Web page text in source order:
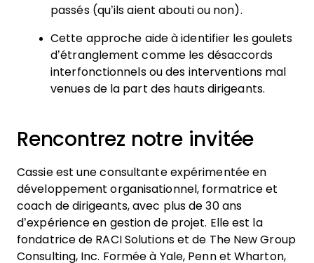
passés (qu’ils aient abouti ou non).
Cette approche aide à identifier les goulets
d’étranglement comme les désaccords
interfonctionnels ou des interventions mal
venues de la part des hauts dirigeants.
Rencontrez notre invitée
Cassie est une consultante expérimentée en
développement organisationnel, formatrice et
coach de dirigeants, avec plus de 30 ans
d’expérience en gestion de projet. Elle est la
fondatrice de RACI Solutions et de The New Group
Consulting, Inc. Formée à Yale, Penn et Wharton,